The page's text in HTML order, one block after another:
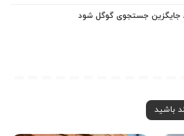
جایگزین جستجوی گوگل شود
باشید